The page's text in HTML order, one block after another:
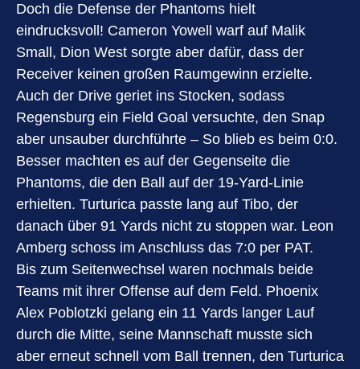
Doch die Defense der Phantoms hielt
eindrucksvoll! Cameron Yowell warf auf Malik
Small, Dion West sorgte aber dafür, dass der
Receiver keinen großen Raumgewinn erzielte.
Auch der Drive geriet ins Stocken, sodass
Regensburg ein Field Goal versuchte, den Snap
aber unsauber durchführte – So blieb es beim 0:0.
Besser machten es auf der Gegenseite die
Phantoms, die den Ball auf der 19-Yard-Linie
erhielten. Turturica passte lang auf Tibo, der
danach über 91 Yards nicht zu stoppen war. Leon
Amberg schoss im Anschluss das 7:0 per PAT.
Bis zum Seitenwechsel waren nochmals beide
Teams mit ihrer Offense auf dem Feld. Phoenix
Alex Poblotzki gelang ein 11 Yards langer Lauf
durch die Mitte, seine Mannschaft musste sich
aber erneut schnell vom Ball trennen, den Turturica